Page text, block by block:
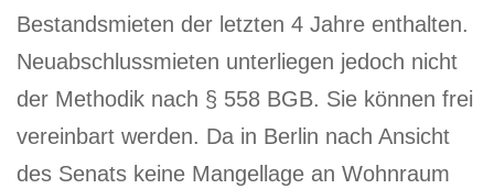
Bestandsmieten der letzten 4 Jahre enthalten.
Neuabschlussmieten unterliegen jedoch nicht
der Methodik nach § 558 BGB. Sie können frei
vereinbart werden. Da in Berlin nach Ansicht
des Senats keine Mangellage an Wohnraum